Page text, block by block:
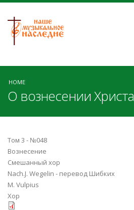
HOME
О вознесении Христа
Том 3 - №048
Вознесение
Смешанный хор
Nach.J. Wegelin - перевод Шибких
M. Vulpius
Хор